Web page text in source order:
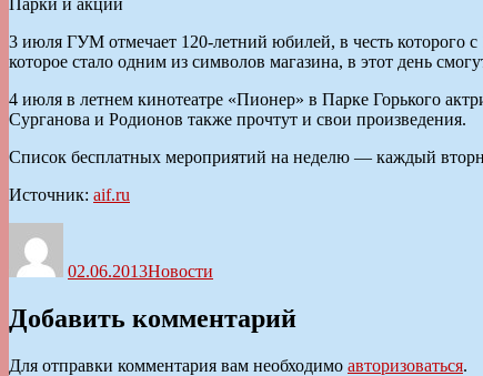
3 июля ГУМ отмечает 120-летний юбилей, в честь которого
которое стало одним из символов магазина, в этот день
4 июля в летнем кинотеатре «Пионер» в Парке Горького
Сурганова и Родионов также прочтут и свои произведения.
Список бесплатных мероприятий на неделю — каждый
Источник: aif.ru
02.06.2013Новости
Добавить комментарий
Для отправки комментария вам необходимо авторизоваться.